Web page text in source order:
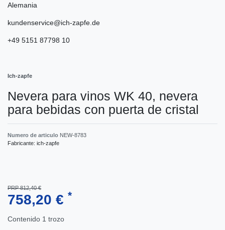
Alemania
kundenservice@ich-zapfe.de
+49 5151 87798 10
Ich-zapfe
Nevera para vinos WK 40, nevera
para bebidas con puerta de cristal
Numero de articulo NEW-8783
Fabricante: ich-zapfe
PRP 812,40 €
758,20 € *
Contenido 1 trozo